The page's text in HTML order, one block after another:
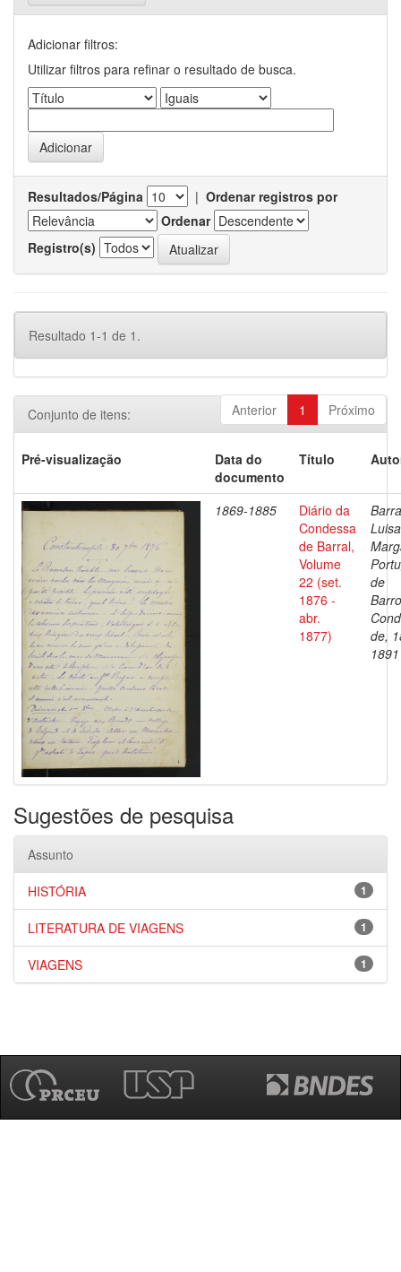
Adicionar filtros:
Utilizar filtros para refinar o resultado de busca.
Resultados/Página | Ordenar registros por
Ordenar
Registro(s)
Resultado 1-1 de 1.
Anterior 1 Próximo
Conjunto de itens:
Pré-visualização
Data do
documento
Título
1869-1885
Diário da
Condessa
de Barral,
Volume
22 (set.
1876 -
abr.
1877)
Luisa
de
de,
1891
Sugestões de pesquisa
Assunto
1
HISTÓRIA
1
LITERATURA DE VIAGENS
1
VIAGENS